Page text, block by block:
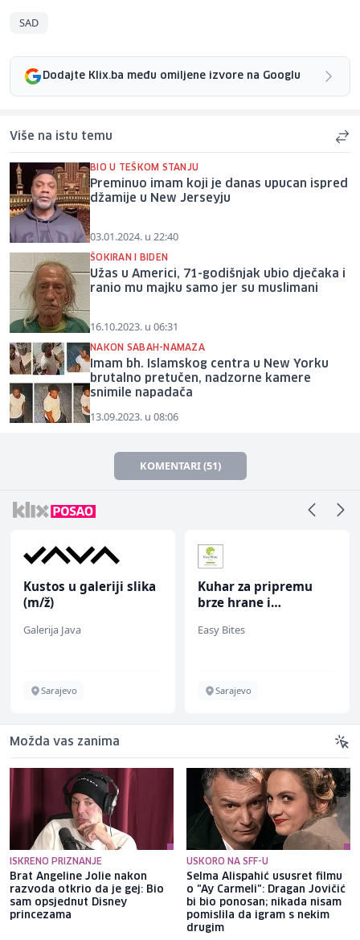
SAD
Dodajte Klix.ba među omiljene izvore na Googlu
Više na istu temu
BIO U TEŠKOM STANJU
Preminuo imam koji je danas upucan ispred
džamije u New Jerseyju
03.01.2024. u 22:40
ŠOKIRAN I BIDEN
Užas u Americi, 71-godišnjak ubio dječaka i
ranio mu majku samo jer su muslimani
16.10.2023. u 06:31
NAKON SABAH-NAMAZA
Imam bh. Islamskog centra u New Yorku
brutalno pretučen, nadzorne kamere
snimile napadača
13.09.2023. u 08:06
KOMENTARI (51)
Kustos u galeriji slika
(m/ž)
Galerija Java
Sarajevo
Kuhar za pripremu
brze hrane i
ž)
Easy Bites
Sarajevo
Možda vas zanima
ISKRENO PRIZNANJE
Brat Angeline Jolie nakon
razvoda otkrio da je gej: Bio
sam opsjednut Disney
princezama
USKORO NA SFF-U
Selma Alispahić ususret filmu
o "Ay Carmeli": Dragan Jovičić
bi bio ponosan; nikada nisam
pomislila da igram s nekim
drugim